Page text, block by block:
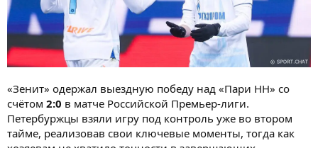
«Зенит» одержал выездную победу над «Пари НН» со
счётом 2:0 в матче Российской Премьер-лиги.
Петербуржцы взяли игру под контроль уже во втором
тайме, реализовав свои ключевые моменты, тогда как